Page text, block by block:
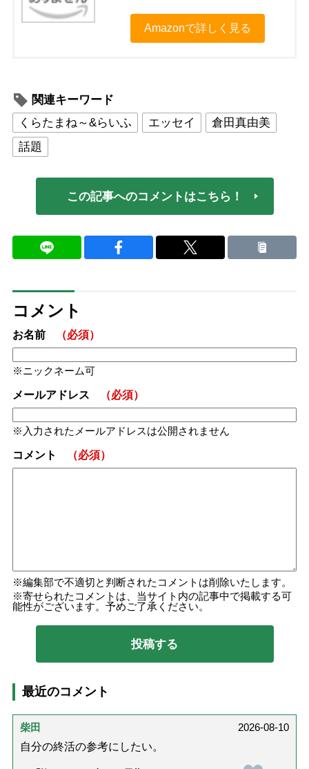
Amazonで詳しく見る
関連キーワード
くらたまね～&らいふ
エッセイ
倉田真由美
話題
この記事へのコメントはこちら！
コメント
お名前 （必須）
ニックネーム可
メールアドレス （必須）
入力されたメールアドレスは公開されません
コメント （必須）
編集部で不適切と判断されたコメントは削除いたします。
寄せられたコメントは、当サイト内の記事中で掲載する可
能性がございます。予めご了承ください。
最近のコメント
柴田
2026-08-10
自分の終活の参考にしたい。